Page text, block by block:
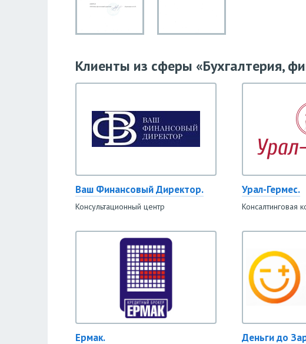
Клиенты из сферы «Бухгалтерия,
Ваш Финансовый Директор.
Консультационный центр
Урал-Гермес.
Консалтинговая
Ермак. Деньги до